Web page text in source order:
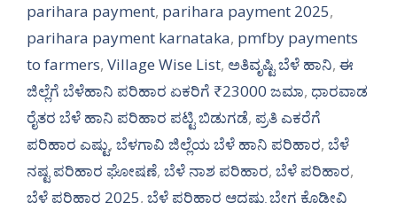
parihara payment, parihara payment 2025,
parihara payment karnataka, pmfby payments
to farmers, Village Wise List, ಅತಿವೃಷ್ಟಿ ಬೆಳೆ ಹಾನಿ, ಈ
ಜಿಲ್ಲೆಗೆ ಬೆಳೆಹಾನಿ ಪರಿಹಾರ ಏಕರಿಗೆ ₹23000 ಜಮಾ, ಧಾರವಾಡ
ರೈತರ ಬೆಳೆ ಹಾನಿ ಪರಿಹಾರ ಪಟ್ಟಿ ಬಿಡುಗಡೆ, ಪ್ರತಿ ಎಕರೆಗೆ
ಪರಿಹಾರ ಎಷ್ಟು, ಬೆಳಗಾವಿ ಜಿಲ್ಲೆಯ ಬೆಳೆ ಹಾನಿ ಪರಿಹಾರ, ಬೆಳೆ
ನಷ್ಟ ಪರಿಹಾರ ಘೋಷಣೆ, ಬೆಳೆ ನಾಶ ಪರಿಹಾರ, ಬೆಳೆ ಪರಿಹಾರ,
ಬೆಳೆ ಪರಿಹಾರ 2025, ಬೆಳೆ ಪರಿಹಾರ ಆದಷ್ಟು ಬೇಗ ಕೊಡ್ತೀವಿ